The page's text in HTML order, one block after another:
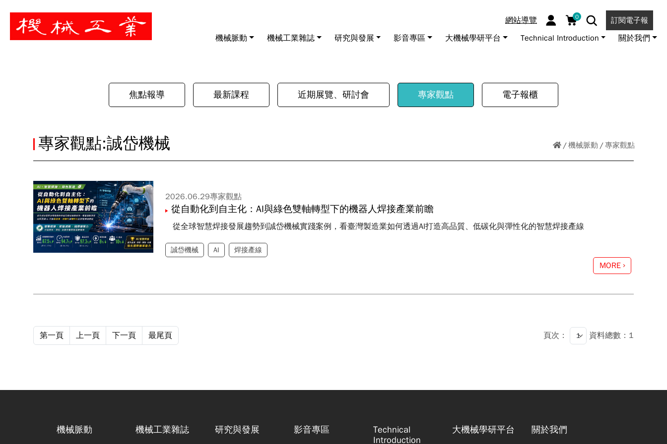
網站導覽 0 訂閱電子報
機械脈動 機械工業雜誌 研究與發展 影音專區 大機械學研平台 Technical Introduction 關於我們
暫停
焦點報導 最新課程 近期展覽、研討會 專家觀點 電子報櫃
機械脈動 專家觀點
專家觀點:誠岱機械
2026.06.29專家觀點
從自動化到自主化：AI與綠色雙軸轉型下的機器人焊接產業前瞻
從全球智慧焊接發展趨勢到誠岱機械實踐案例，看臺灣製造業如何透過AI打造高品質、低碳化與彈性化的智慧焊接產線
誠岱機械 AI 焊接產線
MORE
第一頁 上一頁 下一頁 最尾頁 頁次： 資料總數：1
機械脈動 機械工業雜誌 研究與發展 影音專區
Technical
Introduction
大機械學研平台 關於我們